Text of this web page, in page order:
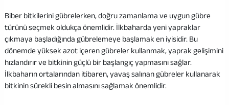
Biber bitkilerini gübrelerken, doğru zamanlama ve uygun gübre
türünü seçmek oldukça önemlidir. İlkbaharda yeni yapraklar
çıkmaya başladığında gübrelemeye başlamak en iyisidir. Bu
dönemde yüksek azot içeren gübreler kullanmak, yaprak gelişimini
hızlandırır ve bitkinin güçlü bir başlangıç yapmasını sağlar.
İlkbaharın ortalarından itibaren, yavaş salınan gübreler kullanarak
bitkinin sürekli besin almasını sağlamak önemlidir.